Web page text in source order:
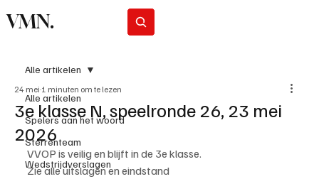
VMN.
Alle artikelen
Spelers aan het woord
Sterrenteam
Wedstrijdverslagen
Alle artikelen
3e klasse N, speelronde 26, 23 mei
2026
24 mei 1 minuten om te lezen
VVOP is veilig en blijft in de 3e klasse.
Zie alle uitslagen en eindstand